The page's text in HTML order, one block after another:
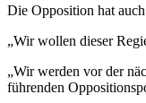
Die Opposition hat
„Wir wollen dieser
„Wir werden vor der
führenden